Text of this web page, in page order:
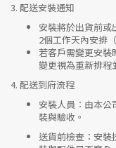
3. 配送安裝通知
安裝將於出貨前或
2個工作天內安排
若客戶需變更安裝
變更視為重新排程
4. 配送到府流程
安裝人員 ：由本
裝與驗收。
送貨前檢查 ：安